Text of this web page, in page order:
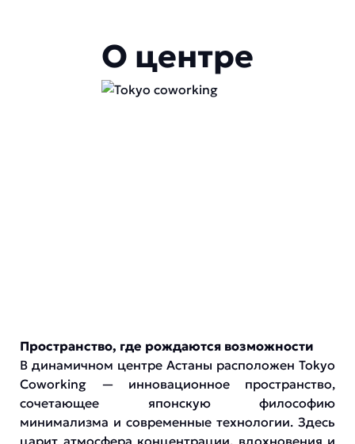
Пространство, где рождаются возможности
В динамичном центре Астаны расположен Tokyo
Coworking — инновационное пространство,
сочетающее японскую философию
минимализма и современные технологии. Здесь
царит атмосфера концентрации, вдохновения и
О центре